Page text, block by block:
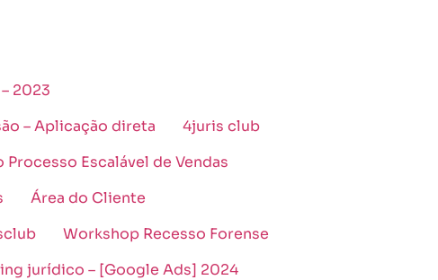
2023
– Aplicação direta
4juris club
Processo Escalável de Vendas
Área do Cliente
Workshop Recesso Forense
jurídico – [Google Ads] 2024